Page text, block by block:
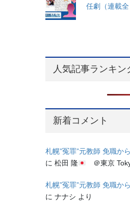
任劇（連載全
人気記事ランキン
新着コメント
札幌”冤罪”元教師 免職か
に松田 隆 ＠東京
札幌”冤罪”元教師 免職か
にナナシ より